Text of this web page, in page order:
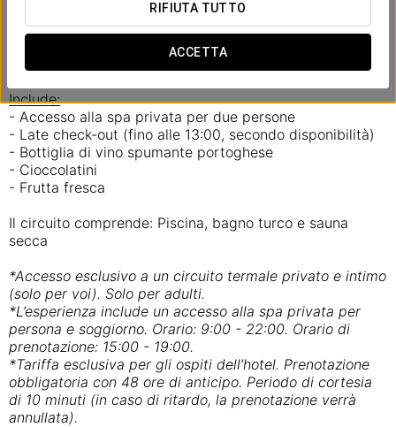
RIFIUTA TUTTO
ACCETTA
Niente routine, niente fretta: tutto è pensato per farvi
staccare dal mondo e ritrovare la sintonia.
Un’opportunità perfetta per rilassarsi insieme e
dimenticare lo stress.
Include:
- Accesso alla spa privata per due persone
- Late check-out (fino alle 13:00, secondo disponibilità)
- Bottiglia di vino spumante portoghese
- Cioccolatini
- Frutta fresca
Il circuito comprende: Piscina, bagno turco e sauna
secca
*Accesso esclusivo a un circuito termale privato e intimo
(solo per voi). Solo per adulti.
*L’esperienza include un accesso alla spa privata per
persona e soggiorno. Orario: 9:00 - 22:00. Orario di
prenotazione: 15:00 - 19:00.
*Tariffa esclusiva per gli ospiti dell’hotel. Prenotazione
obbligatoria con 48 ore di anticipo. Periodo di cortesia
di 10 minuti (in caso di ritardo, la prenotazione verrà
annullata).